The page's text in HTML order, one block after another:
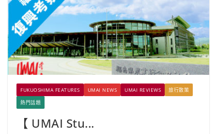
FUKUOSHIMA FEATURES UMAI NEWS UMAI REVIEWS
旅行散策
熱門話題
【 UMAI Stu...